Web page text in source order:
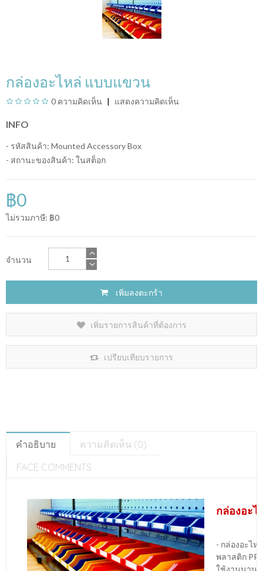
กล่องอะไหล่ แบบแขวน
0 ความคิดเห็น แสดงความคิดเห็น
INFO
- รหัสสินค้า: Mounted Accessory Box
- สถานะของสินค้า: ในสต็อก
฿0
ไม่รวมภาษี: ฿0
จำนวน
เพิ่มลงตะกร้า
เพิ่มรายการสินค้าที่ต้องการ
เปรียบเทียบรายการ
คำอธิบาย
ความคิดเห็น (0)
FACE COMMENTS
กล่องอะ
- กล่องอะไ
พลาสติก PP
ใช้งานนาน